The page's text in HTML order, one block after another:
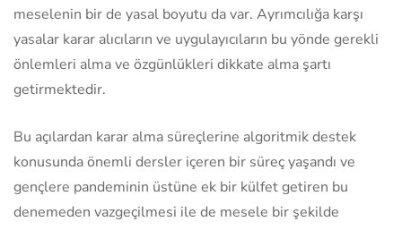
meselenin bir de yasal boyutu da var. Ayrımcılığa karşı
yasalar karar alıcıların ve uygulayıcıların bu yönde gerekli
önlemleri alma ve özgünlükleri dikkate alma şartı
getirmektedir.
Bu açılardan karar alma süreçlerine algoritmik destek
konusunda önemli dersler içeren bir süreç yaşandı ve
gençlere pandeminin üstüne ek bir külfet getiren bu
denemeden vazgeçilmesi ile de mesele bir şekilde